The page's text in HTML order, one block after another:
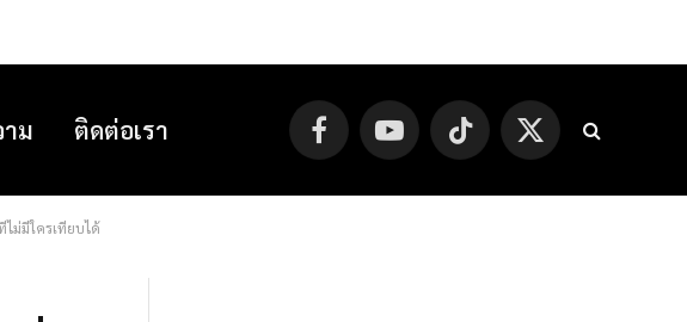
ม ติดต่อเรา FacebookYouTube TikTok
X
(Twitter)
ม่มีใครเทียบได้